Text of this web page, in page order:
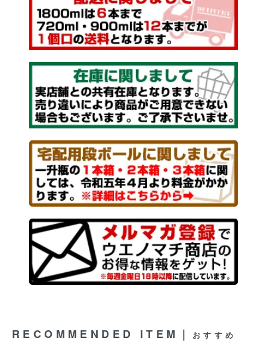
RECOMMENDED ITEM｜ おすすめ